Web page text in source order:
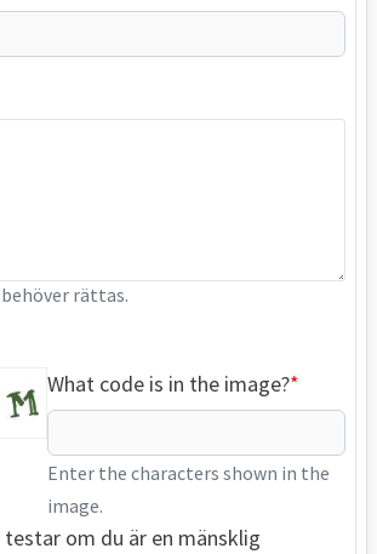
rättas.
What code is in the image?
Enter the characters shown in the
image.
testar om du är en mänsklig